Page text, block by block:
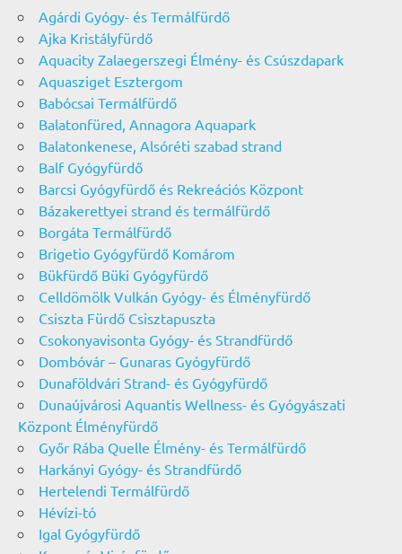
Agárdi Gyógy- és Termálfürdő
Ajka Kristályfürdő
Aquacity Zalaegerszegi Élmény- és Csúszdapark
Aquasziget Esztergom
Babócsai Termálfürdő
Balatonfüred, Annagora Aquapark
Balatonkenese, Alsóréti szabad strand
Balf Gyógyfürdő
Barcsi Gyógyfürdő és Rekreációs Központ
Bázakerettyei strand és termálfürdő
Borgáta Termálfürdő
Brigetio Gyógyfürdő Komárom
Bükfürdő Büki Gyógyfürdő
Celldömölk Vulkán Gyógy- és Élményfürdő
Csiszta Fürdő Csisztapuszta
Csokonyavisonta Gyógy- és Strandfürdő
Dombóvár – Gunaras Gyógyfürdő
Dunaföldvári Strand- és Gyógyfürdő
Dunaújvárosi Aquantis Wellness- és Gyógyászati
Központ Élményfürdő
Győr Rába Quelle Élmény- és Termálfürdő
Harkányi Gyógy- és Strandfürdő
Hertelendi Termálfürdő
Hévízi-tó
Igal Gyógyfürdő